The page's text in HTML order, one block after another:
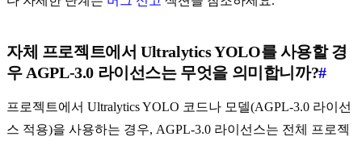
자체 프로젝트에서 Ultralytics YOLO를 사용할 경
우 AGPL-3.0 라이선스는 무엇을 의미합니까?#
프로젝트에서 Ultralytics YOLO 코드나 모델(AGPL-3.0 라이선
스 적용)을 사용하는 경우, AGPL-3.0 라이선스는 전체 프로젝